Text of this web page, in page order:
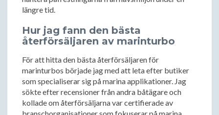
längre tid.
Hur jag fann den bästa
återförsäljaren av marinturbo
För att hitta den bästa återförsäljaren för
marinturbos började jag med att leta efter butiker
som specialiserar sig på marina applikationer. Jag
sökte efter recensioner från andra båtägare och
kollade om återförsäljarna var certifierade av
branschorganisationer som fokuserar på marina